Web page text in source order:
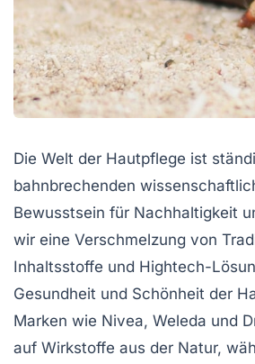
Die Welt der Hautpflege ist
bahnbrechenden
Bewusstsein für Nachhaltigkeit
wir eine Verschmelzung von
Inhaltsstoffe und Hightech-
Gesundheit und Schönheit der
Marken wie Nivea, Weleda und
auf Wirkstoffe aus der Natur,